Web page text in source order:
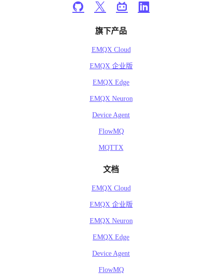
旗下产品
EMQX Cloud
EMQX 企业版
EMQX Edge
EMQX Neuron
Device Agent
FlowMQ
MQTTX
文档
EMQX Cloud
EMQX 企业版
EMQX Neuron
EMQX Edge
Device Agent
FlowMQ